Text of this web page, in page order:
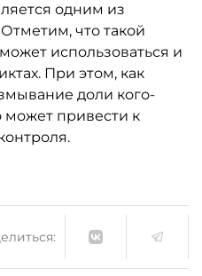
одним из
что такой
использоваться и
При этом, как
доли кого-
может привести к